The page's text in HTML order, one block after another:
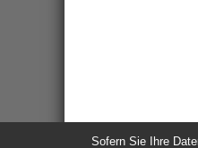
Sofern Sie Ihre